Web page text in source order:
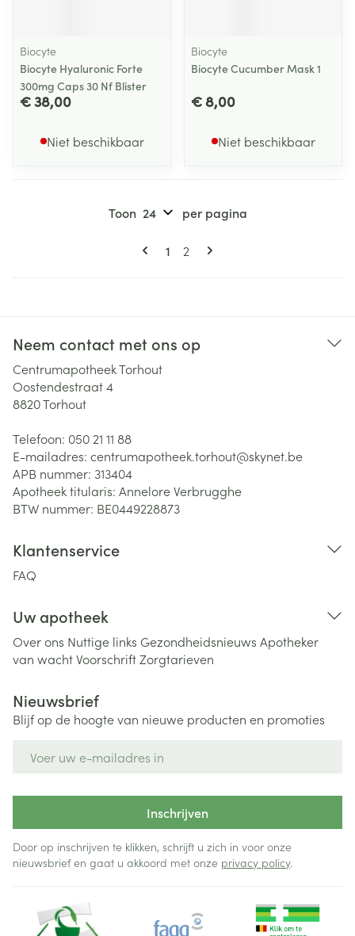
Biocyte
Biocyte Hyaluronic Forte
300mg Caps 30 Nf Blister
€ 38,00
Niet beschikbaar
Biocyte
Biocyte Cucumber Mask 1
€ 8,00
Niet beschikbaar
Pagina's
U lees momenteel pagina
1 Pagina
2
Toon per pagina
Neem contact met ons op
Centrumapotheek Torhout
Oostendestraat 4
8820Torhout
Telefoon: 050 21 11 88
E-mailadres: centrumapotheek.torhout@skynet.be
APB nummer: 313404
Apotheek titularis: Annelore Verbrugghe
BTW nummer: BE0449228873
Klantenservice
FAQ
Uw apotheek
Over ons Nuttige links Gezondheidsnieuws Apotheker
van wachtVoorschriftZorgtarieven
Nieuwsbrief
Blijf op de hoogte van nieuwe producten en promoties
Inschrijven
Door op inschrijven te klikken, schrijft u zich in voor onze
nieuwsbrief en gaat u akkoord met onze privacy policy.